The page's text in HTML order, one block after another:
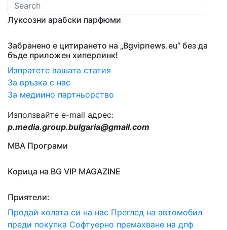
Луксозни арабски парфюми
Забранено е цитирането на „Bgvipnews.eu“ без да
бъде приложен хиперлинк!
Изпратете вашата статия
За връзка с нас
За медиино партньорство
Използвайте e-mail адрес:
p.media.group.bulgaria@gmail.com
МВА Програми
Корица на BG VIP MAGAZINE
Приятели:
Продай колата си на нас Преглед на автомобил
преди покупка Софтуерно премахване на дпф